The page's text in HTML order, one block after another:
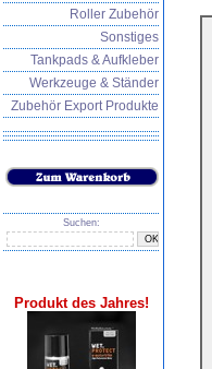
Roller Zubehör
Sonstiges
Tankpads & Aufkleber
Werkzeuge & Ständer
Zubehör Export Produkte
Suchen:
Produkt des Jahres!